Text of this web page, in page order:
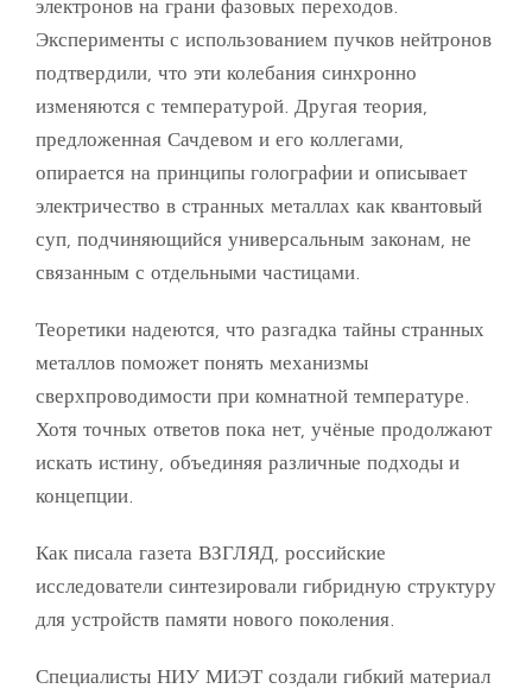
электронов на грани фазовых переходов.
Эксперименты с использованием пучков нейтронов
подтвердили, что эти колебания синхронно
изменяются с температурой. Другая теория,
предложенная Сачдевом и его коллегами,
опирается на принципы голографии и описывает
электричество в странных металлах как квантовый
суп, подчиняющийся универсальным законам, не
связанным с отдельными частицами.
Теоретики надеются, что разгадка тайны странных
металлов поможет понять механизмы
сверхпроводимости при комнатной температуре.
Хотя точных ответов пока нет, учёные продолжают
искать истину, объединяя различные подходы и
концепции.
Как писала газета ВЗГЛЯД, российские
исследователи синтезировали гибридную структуру
для устройств памяти нового поколения.
Специалисты НИУ МИЭТ создали гибкий материал